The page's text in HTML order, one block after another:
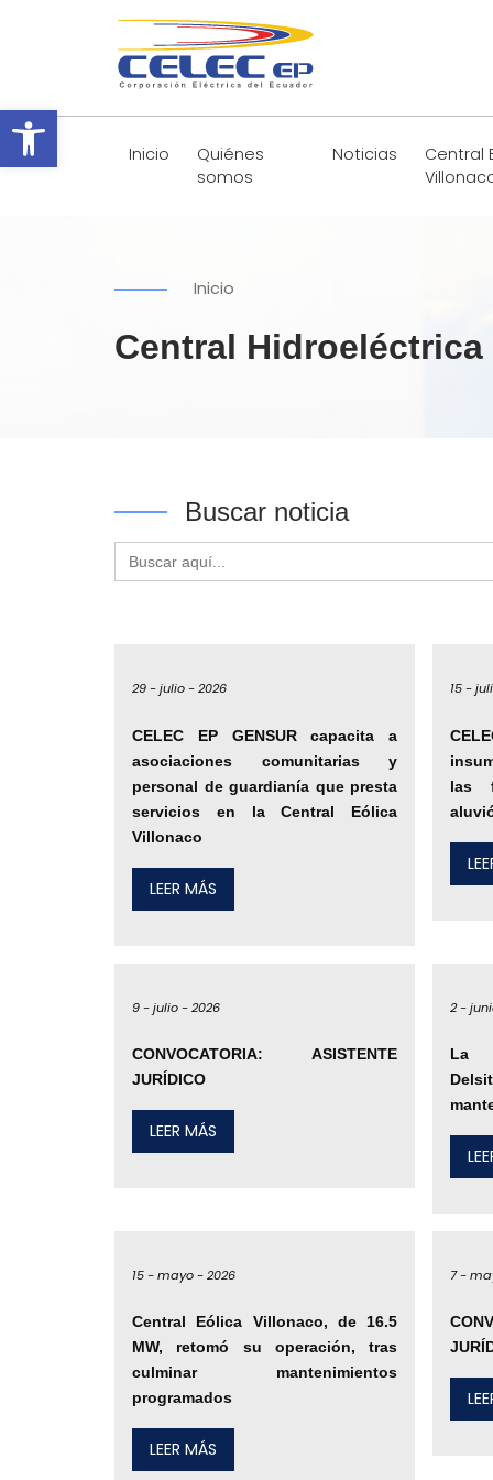
Abrir barra de herramientas
Inicio
Quiénes
somos
Noticias
Central
Inicio
Central
Buscar noticia
Buscar:
29 -julio -2026
CELEC EP GENSUR capacita a
asociaciones comunitarias y
personal de guardianía que presta
servicios en la Central Eólica
Villonaco
LEER MÁS
15 -
las
9 -julio -2026
CONVOCATORIA: ASISTENTE
JURÍDICO
LEER MÁS
2 -
La
15 -mayo -2026
Central Eólica Villonaco, de 16.5
MW, retomó su operación, tras
culminar mantenimientos
programados
LEER MÁS
7 -